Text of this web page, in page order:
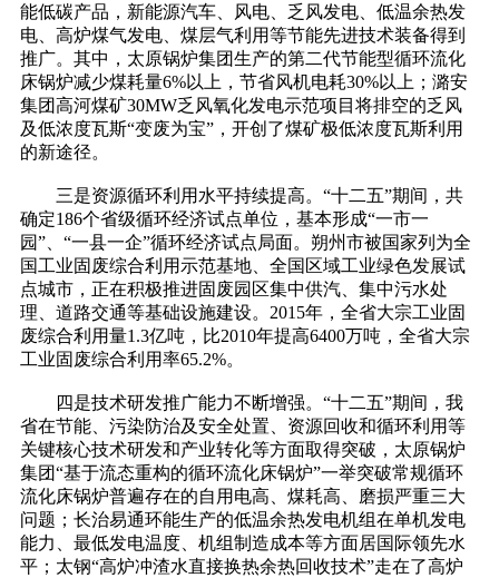
能低碳产品，新能源汽车、风电、乏风发电、低温余热发
电、高炉煤气发电、煤层气利用等节能先进技术装备得到
推广。其中，太原锅炉集团生产的第二代节能型循环流化
床锅炉减少煤耗量6%以上，节省风机电耗30%以上；潞安
集团高河煤矿30MW乏风氧化发电示范项目将排空的乏风
及低浓度瓦斯“变废为宝”，开创了煤矿极低浓度瓦斯利用
的新途径。
三是资源循环利用水平持续提高。“十二五”期间，共
确定186个省级循环经济试点单位，基本形成“一市一
园”、“一县一企”循环经济试点局面。朔州市被国家列为全
国工业固废综合利用示范基地、全国区域工业绿色发展试
点城市，正在积极推进固废园区集中供汽、集中污水处
理、道路交通等基础设施建设。2015年，全省大宗工业固
废综合利用量1.3亿吨，比2010年提高6400万吨，全省大宗
工业固废综合利用率65.2%。
四是技术研发推广能力不断增强。“十二五”期间，我
省在节能、污染防治及安全处置、资源回收和循环利用等
关键核心技术研发和产业转化等方面取得突破，太原锅炉
集团“基于流态重构的循环流化床锅炉”一举突破常规循环
流化床锅炉普遍存在的自用电高、煤耗高、磨损严重三大
问题；长治易通环能生产的低温余热发电机组在单机发电
能力、最低发电温度、机组制造成本等方面居国际领先水
平；太钢“高炉冲渣水直接换热余热回收技术”走在了高炉